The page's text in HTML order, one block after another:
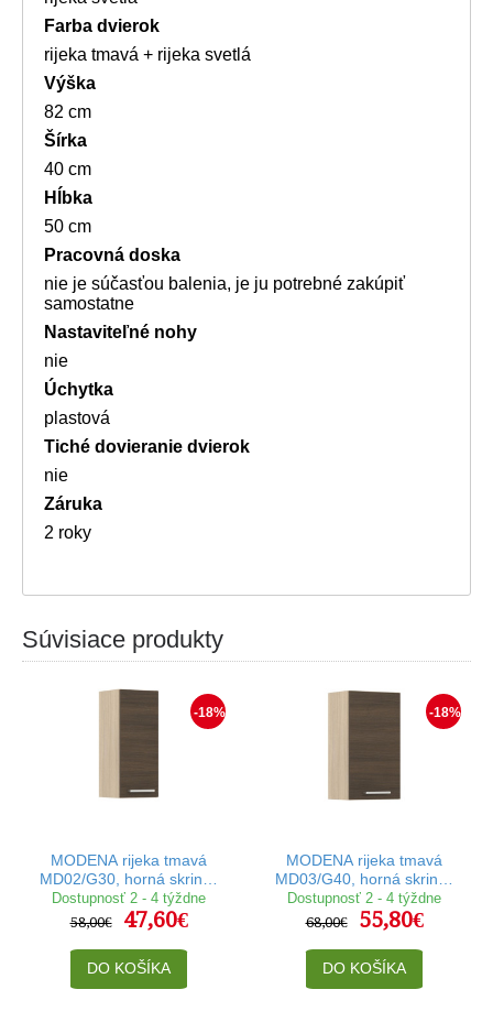
Farba dvierok
rijeka tmavá + rijeka svetlá
Výška
82 cm
Šírka
40 cm
Hĺbka
50 cm
Pracovná doska
nie je súčasťou balenia, je ju potrebné zakúpiť
samostatne
Nastaviteľné nohy
nie
Úchytka
plastová
Tiché dovieranie dvierok
nie
Záruka
2 roky
Súvisiace produkty
-18%
MODENA rijeka tmavá
MD02/G30, horná skrinka
v šírke 30 cm
Dostupnosť 2 - 4 týždne
58,00€
47,60€
DO KOŠÍKA
-18%
MODENA rijeka tmavá
MD03/G40, horná skrinka
v šírke 40 cm
Dostupnosť 2 - 4 týždne
68,00€
55,80€
DO KOŠÍKA